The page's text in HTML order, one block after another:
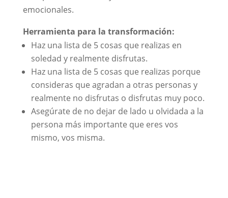
emocionales.
Herramienta para la transformación:
Haz una lista de 5 cosas que realizas en
soledad y realmente disfrutas.
Haz una lista de 5 cosas que realizas porque
consideras que agradan a otras personas y
realmente no disfrutas o disfrutas muy poco.
Asegúrate de no dejar de lado u olvidada a la
persona más importante que eres vos
mismo, vos misma.